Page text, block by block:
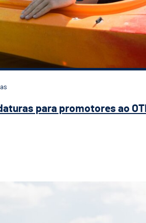
para promotores ao